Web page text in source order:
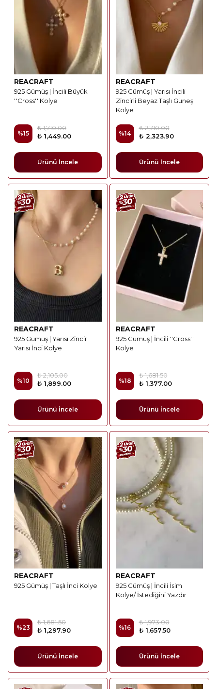
REACRAFT
925 Gümüş | İncili Büyük
''Cross'' Kolye
%15
₺ 1,710.00
₺ 1,449.00
Ürünü İncele
REACRAFT
925 Gümüş | Yarısı İncili
Zincirli Beyaz Taşlı Güneş
Kolye
%14
₺ 2,710.00
₺ 2,323.90
Ürünü İncele
REACRAFT
925 Gümüş | Yarısı Zincir
Yarısı İnci Kolye
%10
₺ 2,105.00
₺ 1,899.00
Ürünü İncele
REACRAFT
925 Gümüş | İncili ''Cross''
Kolye
%18
₺ 1,681.50
₺ 1,377.00
Ürünü İncele
REACRAFT
925 Gümüş | Taşlı İnci Kolye
%23
₺ 1,681.50
₺ 1,297.90
Ürünü İncele
REACRAFT
925 Gümüş | İncili İsim
Kolye/ İstediğini Yazdır
%16
₺ 1,973.00
₺ 1,657.50
Ürünü İncele